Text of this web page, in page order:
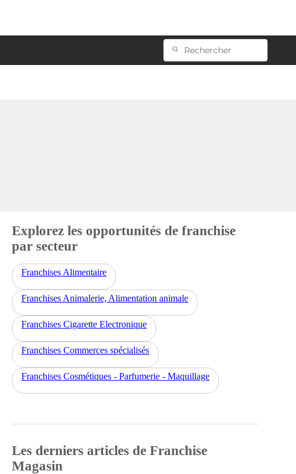
Explorez les opportunités de franchise
par secteur
Franchises Alimentaire
Franchises Animalerie, Alimentation animale
Franchises Cigarette Electronique
Franchises Commerces spécialisés
Franchises Cosmétiques - Parfumerie - Maquillage
Les derniers articles de Franchise
Magasin